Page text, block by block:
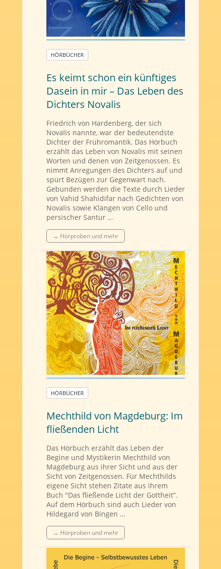
HÖRBÜCHER
Es keimt schon ein künftiges
Dasein in mir – Das Leben des
Dichters Novalis
Friedrich von Hardenberg, der sich
Novalis nannte, war der bedeutendste
Dichter der Frühromantik. Das Hörbuch
erzählt das Leben von Novalis mit seinen
Worten und denen von Zeitgenossen. Es
nimmt Anregungen des Dichters auf und
spürt Bezügen zur Gegenwart nach.
Gebunden werden die Texte durch Lieder
von Vahid Shahidifar nach Gedichten von
Novalis sowie Klängen von Cello und
persischer Santur …
→ Hörproben und mehr
HÖRBÜCHER
Mechthild von Magdeburg: Im
fließenden Licht
Das Hörbuch erzählt das Leben der
Begine und Mystikerin Mechthild von
Magdeburg aus ihrer Sicht und aus der
Sicht von Zeitgenossen. Für Mechthilds
eigene Sicht stehen Zitate aus ihrem
Buch "Das fließende Licht der Gottheit“.
Auf dem Hörbuch sind auch Lieder von
Hildegard von Bingen …
→ Hörproben und mehr